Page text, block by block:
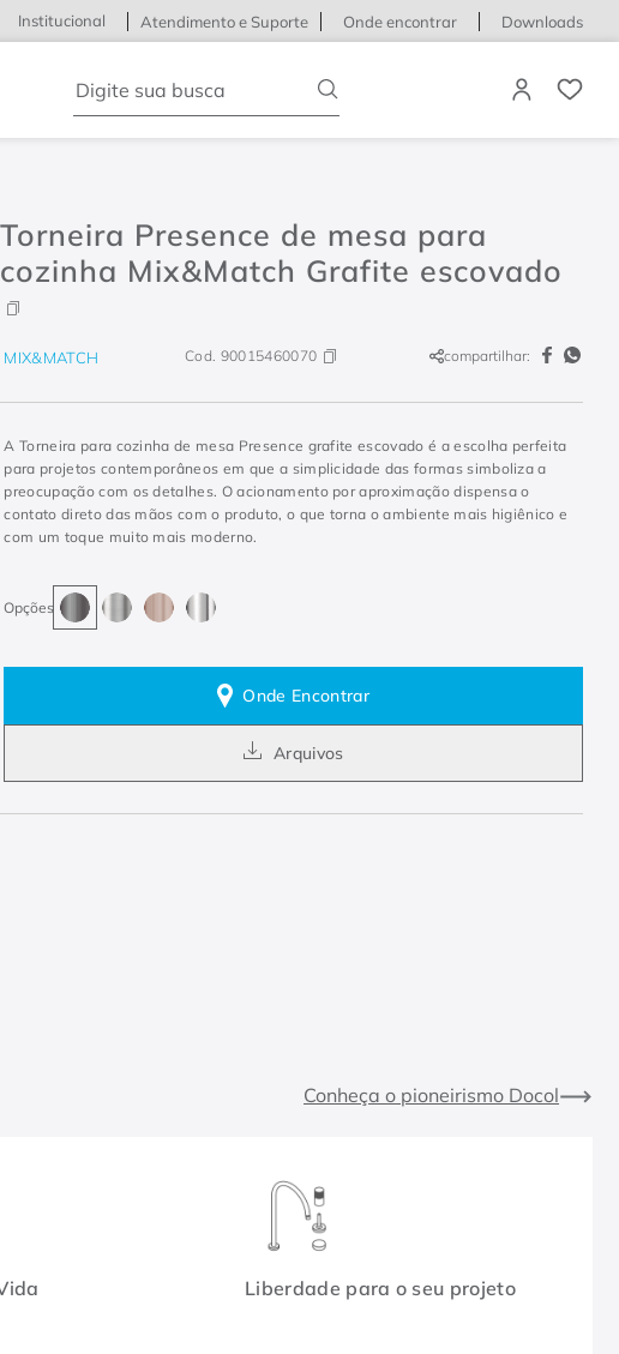
Institucional Atendimento e Suporte Onde encontrar Downloads
Torneira Presence de mesa para
cozinha Mix&Match Grafite escovado
MIX&MATCH Cod. 90015460070 compartilhar:
A Torneira para cozinha de mesa Presence grafite escovado é a escolha perfeita
para projetos contemporâneos em que a simplicidade das formas simboliza a
preocupação com os detalhes. O acionamento por aproximação dispensa o
contato direto das mãos com o produto, o que torna o ambiente mais higiênico e
com um toque muito mais moderno.
Onde Encontrar
Arquivos
Conheça o pioneirismo Docol
Liberdade para o seu projeto